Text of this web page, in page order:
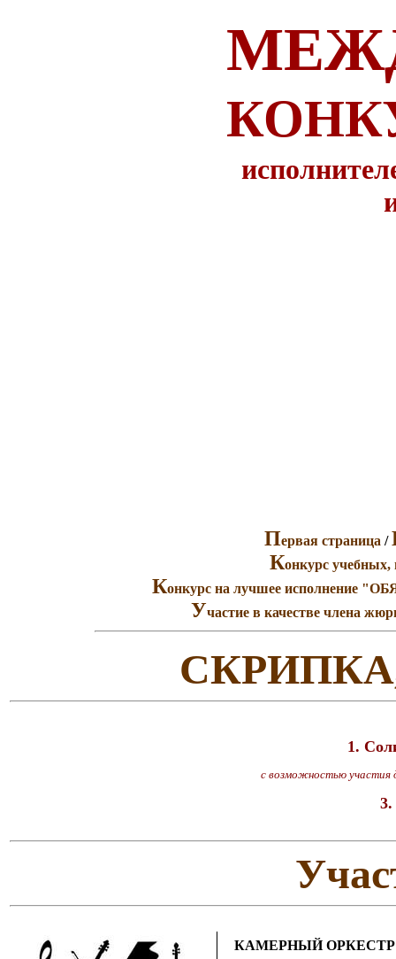
Первая страница /
Конкурс учебных,
Конкурс на лучшее
Участие в качестве члена
1.
с возможностью участия
КАМЕРНЫЙ ОРКЕСТР